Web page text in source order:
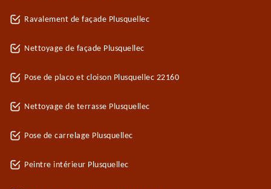
Ravalement de façade Plusquellec
Nettoyage de façade Plusquellec
Pose de placo et cloison Plusquellec 22160
Nettoyage de terrasse Plusquellec
Pose de carrelage Plusquellec
Peintre intérieur Plusquellec